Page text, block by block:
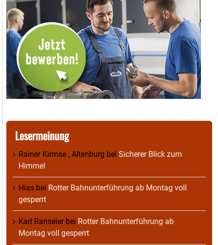
Lesermeinung
Rainer Kirmse , Altenburg bei Sicherer Blick zum
Himmel
Hias bei Rotter Bahnunterführung ab Montag voll
gesperrt
Karl Ranseierbei Rotter Bahnunterführung ab
Montag voll gesperrt